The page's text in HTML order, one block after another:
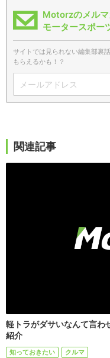
Motorzのメルマ
モータースポー
サイトでは見られない編集部裏
もらえるかも！？
関連記事
軽トラがダサいなんて言わ
紹介
知っておきたい クルマ